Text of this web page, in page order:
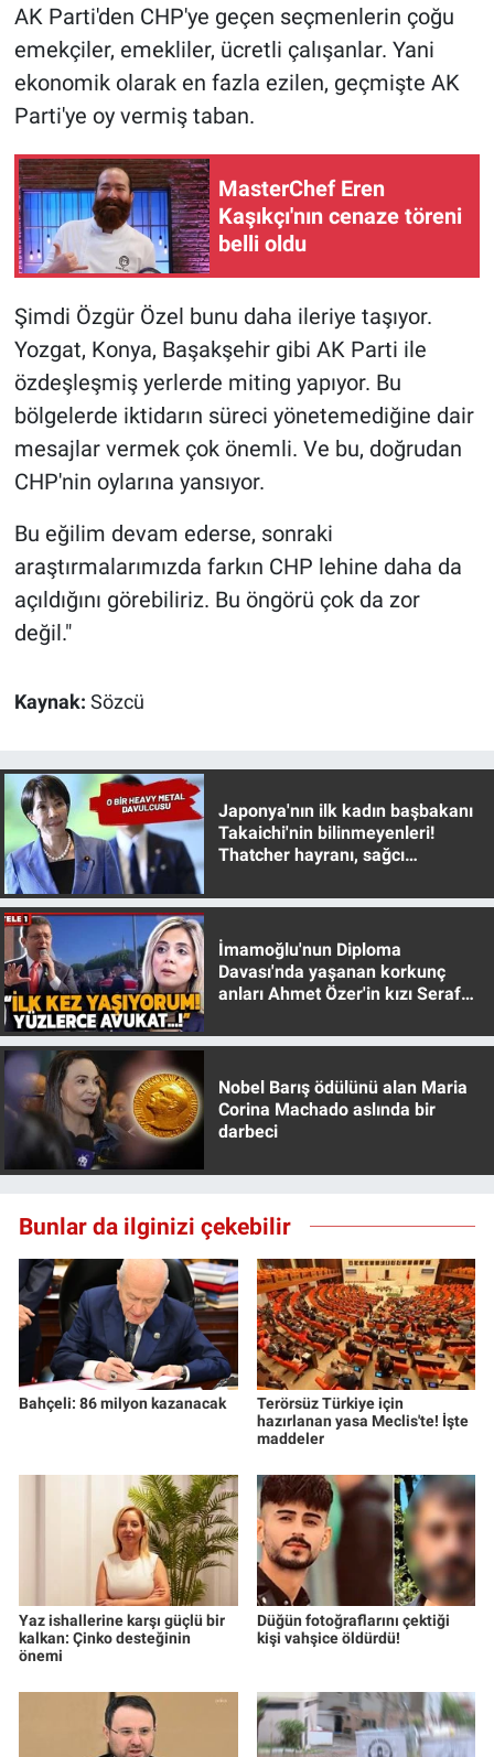
AK Parti'den CHP'ye geçen seçmenlerin çoğu
emekçiler, emekliler, ücretli çalışanlar. Yani
ekonomik olarak en fazla ezilen, geçmişte AK
Parti'ye oy vermiş taban.
MasterChef Eren
Kaşıkçı'nın cenaze töreni
belli oldu
Şimdi Özgür Özel bunu daha ileriye taşıyor.
Yozgat, Konya, Başakşehir gibi AK Parti ile
özdeşleşmiş yerlerde miting yapıyor. Bu
bölgelerde iktidarın süreci yönetemediğine dair
mesajlar vermek çok önemli. Ve bu, doğrudan
CHP'nin oylarına yansıyor.
Bu eğilim devam ederse, sonraki
araştırmalarımızda farkın CHP lehine daha da
açıldığını görebiliriz. Bu öngörü çok da zor
değil."
Kaynak: Sözcü
Japonya'nın ilk kadın başbakanı
Takaichi'nin bilinmeyenleri!
Thatcher hayranı, sağcı
İmamoğlu'nun Diploma
Davası'nda yaşanan korkunç
anları Ahmet Özer'in kızı Seraf
Nobel Barış ödülünü alan Maria
Corina Machado aslında bir
darbeci
Bunlar da ilginizi çekebilir
Bahçeli: 86 milyon kazanacak
Terörsüz Türkiye için
hazırlanan yasa Meclis'te! İşte
maddeler
Yaz ishallerine karşı güçlü bir
kalkan: Çinko desteğinin
önemi
Düğün fotoğraflarını çektiği
kişi vahşice öldürdü!